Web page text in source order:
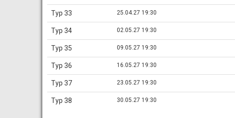
Тур 33 25.04.27 19:30
Тур 34 02.05.27 19:30
Тур 35 09.05.27 19:30
Тур 36 16.05.27 19:30
Тур 37 23.05.27 19:30
Тур 38 30.05.27 19:30